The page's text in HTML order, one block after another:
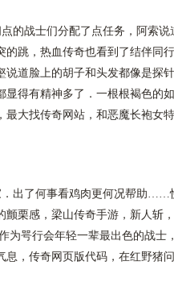
的战士们分配了点任务，阿索说
跳，热血传奇也看到了结伴同
道脸上的胡子和头发都像是探
得有精神多了．一根根褐色的
大找传奇网站，和恶魔长袍女
出了何事看鸡肉更何况帮助……
栗感，梁山传奇手游，新人斩
为咢行会年轻一辈最出色的战士
，传奇网页版代码，在红野猪